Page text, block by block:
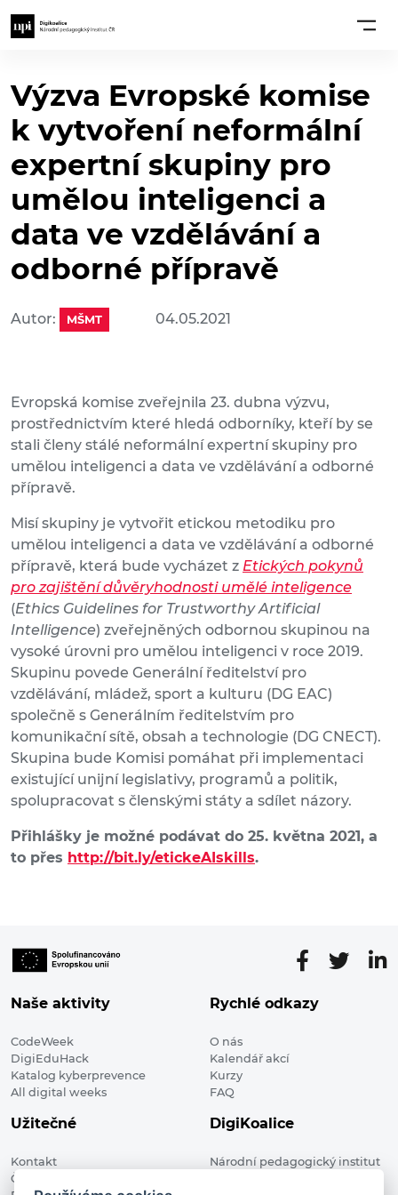
Výzva Evropské komise
k vytvoření neformální
expertní skupiny pro
umělou inteligenci a
data ve vzdělávání a
odborné přípravě
Autor: MŠMT 04.05.2021
Evropská komise zveřejnila 23. dubna výzvu,
prostřednictvím které hledá odborníky, kteří by se
stali členy stálé neformální expertní skupiny pro
umělou inteligenci a data ve vzdělávání a odborné
přípravě.
Misí skupiny je vytvořit etickou metodiku pro
umělou inteligenci a data ve vzdělávání a odborné
přípravě, která bude vycházet z Etických pokynů
pro zajištění důvěryhodnosti umělé inteligence
(Ethics Guidelines for Trustworthy Artificial
Intelligence) zveřejněných odbornou skupinou na
vysoké úrovni pro umělou inteligenci v roce 2019.
Skupinu povede Generální ředitelství pro
vzdělávání, mládež, sport a kulturu (DG EAC)
společně s Generálním ředitelstvím pro
komunikační sítě, obsah a technologie (DG CNECT).
Skupina bude Komisi pomáhat při implementaci
existující unijní legislativy, programů a politik,
spolupracovat s členskými státy a sdílet názory.
Přihlášky je možné podávat do 25. května 2021, a
to přes http://bit.ly/etickeAIskills.
Naše aktivity
CodeWeek
DigiEduHack
Katalog kyberprevence
All digital weeks
Rychlé odkazy
O nás
Kalendář akcí
Kurzy
FAQ
Užitečné
Kontakt
Členské organizace
DigiKoalice
Národní pedagogický institut